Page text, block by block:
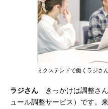
ミクステンドで働くラジさ
ラジさん きっかけは調整さ
ュール調整サービス）です。